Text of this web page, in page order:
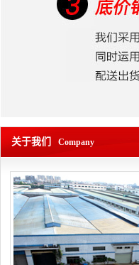
关于我们 Company